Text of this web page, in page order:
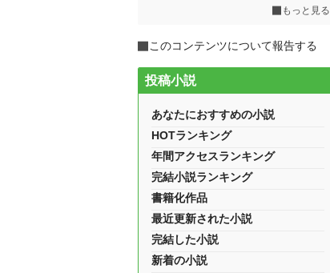
もっと見る
このコンテンツについて報告する
投稿小説
あなたにおすすめの小説
HOTランキング
年間アクセスランキング
完結小説ランキング
書籍化作品
最近更新された小説
完結した小説
新着の小説